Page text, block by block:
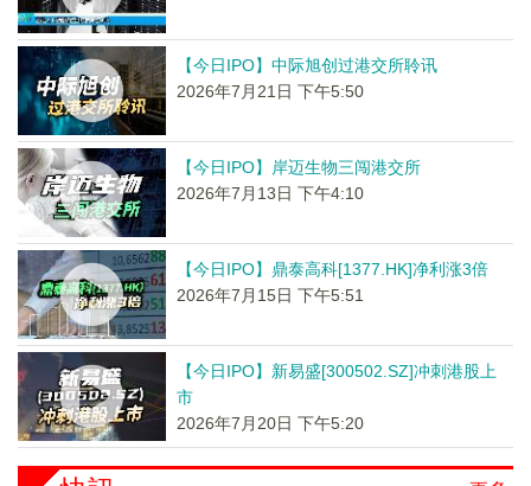
【今日IPO】中际旭创过港交所聆讯
2026年7月21日 下午5:50
【今日IPO】岸迈生物三闯港交所
2026年7月13日 下午4:10
【今日IPO】鼎泰高科[1377.HK]净利涨3倍
2026年7月15日 下午5:51
【今日IPO】新易盛[300502.SZ]冲刺港股上
市
2026年7月20日 下午5:20